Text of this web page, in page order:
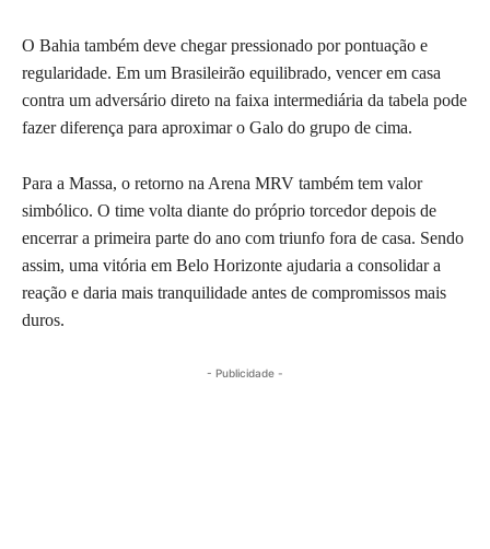
O Bahia também deve chegar pressionado por pontuação e
regularidade. Em um Brasileirão equilibrado, vencer em casa
contra um adversário direto na faixa intermediária da tabela pode
fazer diferença para aproximar o Galo do grupo de cima.
Para a Massa, o retorno na Arena MRV também tem valor
simbólico. O time volta diante do próprio torcedor depois de
encerrar a primeira parte do ano com triunfo fora de casa. Sendo
assim, uma vitória em Belo Horizonte ajudaria a consolidar a
reação e daria mais tranquilidade antes de compromissos mais
duros.
- Publicidade -